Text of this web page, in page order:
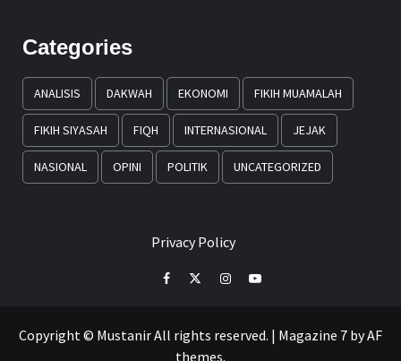
Categories
ANALISIS DAKWAH EKONOMI FIKIH MUAMALAH
FIKIH SIYASAH FIQH INTERNASIONAL JEJAK
NASIONAL OPINI POLITIK UNCATEGORIZED
Privacy Policy
FacebookTwitterInstagramYoutube
Copyright © Mustanir All rights reserved. | Magazine 7 by AF
themes.